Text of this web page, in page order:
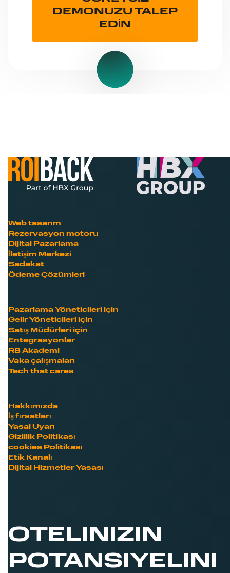
DEMONUZU TALEP
EDİN
Web tasarım
Rezervasyon motoru
Dijital Pazarlama
İletişim Merkezi
Sadakat
Ödeme Çözümleri
Pazarlama Yöneticileri için
Gelir Yöneticileri için
Satış Müdürleri için
Entegrasyonlar
RB Akademi
Vaka çalışmaları
Tech that cares
Hakkımızda
İş fırsatları
Yasal Uyarı
Gizlilik Politikası
cookies Politikası
Etik Kanalı
Dijital Hizmetler Yasası
OTELINIZIN
POTANSIYELINI